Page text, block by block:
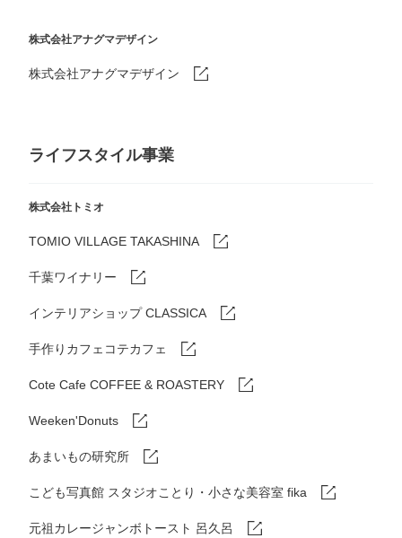
株式会社アナグマデザイン
株式会社アナグマデザイン
ライフスタイル事業
株式会社トミオ
TOMIO VILLAGE TAKASHINA
千葉ワイナリー
インテリアショップ CLASSICA
手作りカフェコテカフェ
Cote Cafe COFFEE & ROASTERY
Weeken'Donuts
あまいもの研究所
こども写真館 スタジオことり・小さな美容室 fika
元祖カレージャンボトースト 呂久呂